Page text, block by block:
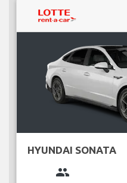
HYUNDAI SONATA
group